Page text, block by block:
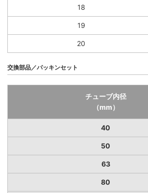
18
19
20
交換部品／パッキンセット
チューブ内径
（mm）
40
50
63
80